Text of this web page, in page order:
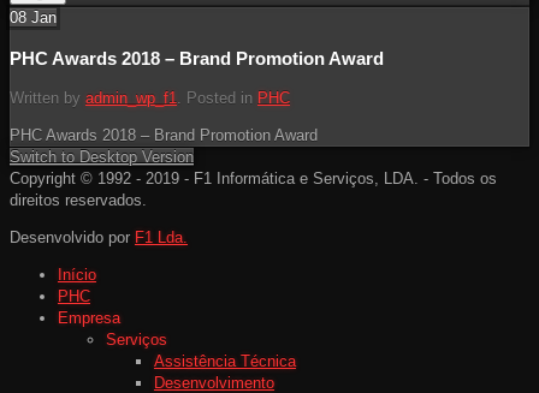
08 Jan
PHC Awards 2018 – Brand Promotion Award
Written by admin_wp_f1 . Posted in PHC
PHC Awards 2018 – Brand Promotion Award
Switch to Desktop Version
Copyright © 1992 - 2019 - F1 Informática e Serviços, LDA. - Todos os
direitos reservados.
Desenvolvido por F1 Lda.
Início
PHC
Empresa
Serviços
Assistência Técnica
Desenvolvimento